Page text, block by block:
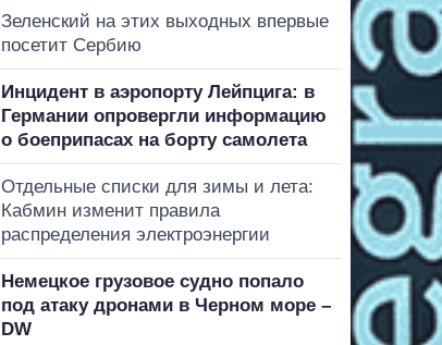
Зеленский на этих выходных впервые
посетит Сербию
Инцидент в аэропорту Лейпцига: в
Германии опровергли информацию
о боеприпасах на борту самолета
Отдельные списки для зимы и лета:
Кабмин изменит правила
распределения электроэнергии
Немецкое грузовое судно попало
под атаку дронами в Черном море –
DW